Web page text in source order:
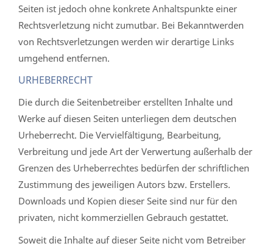
Seiten ist jedoch ohne konkrete Anhaltspunkte einer
Rechtsverletzung nicht zumutbar. Bei Bekanntwerden
von Rechtsverletzungen werden wir derartige Links
umgehend entfernen.
URHEBERRECHT
Die durch die Seitenbetreiber erstellten Inhalte und
Werke auf diesen Seiten unterliegen dem deutschen
Urheberrecht. Die Vervielfältigung, Bearbeitung,
Verbreitung und jede Art der Verwertung außerhalb der
Grenzen des Urheberrechtes bedürfen der schriftlichen
Zustimmung des jeweiligen Autors bzw. Erstellers.
Downloads und Kopien dieser Seite sind nur für den
privaten, nicht kommerziellen Gebrauch gestattet.
Soweit die Inhalte auf dieser Seite nicht vom Betreiber